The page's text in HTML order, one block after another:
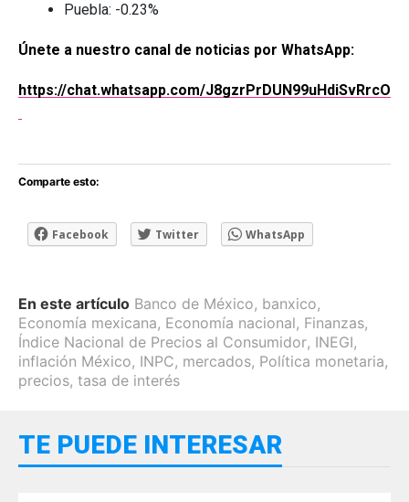
Puebla: -0.23%
Únete a nuestro canal de noticias por WhatsApp:
https://chat.whatsapp.com/J8gzrPrDUN99uHdiSvRrcO
Comparte esto:
Facebook Twitter WhatsApp
En este artículo Banco de México, banxico,
Economía mexicana, Economía nacional, Finanzas,
Índice Nacional de Precios al Consumidor, INEGI,
inflación México, INPC, mercados, Política monetaria,
precios, tasa de interés
TE PUEDE INTERESAR